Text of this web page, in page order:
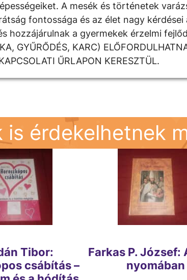
A mesék és történetek
fontossága és az élet nagy
hozzájárulnak a gyermekek érzelmi
GYŰRŐDÉS, KARC)
ŰRLAPON KERESZTÜL.
is érdekelhetnek
Tibor:
csábítás –
Farkas P. József:
nyomában